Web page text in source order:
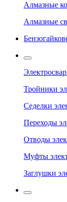
Алмазные
Алмазные
Тройники
Седелки
Переходы
Отводы
Муфты
Заглушки